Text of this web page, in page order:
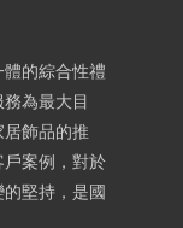
的綜合性禮
為最大目
飾品的推
戶案例，對於
堅持，是國